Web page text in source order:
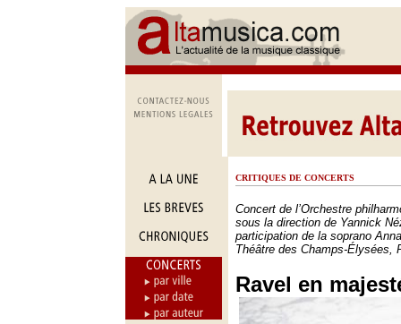
CRITIQUES DE CONCERTS
Concert de l’Orchestre
sous la direction de Yannick
participation de la soprano
Théâtre des Champs-Élysées,
Ravel en